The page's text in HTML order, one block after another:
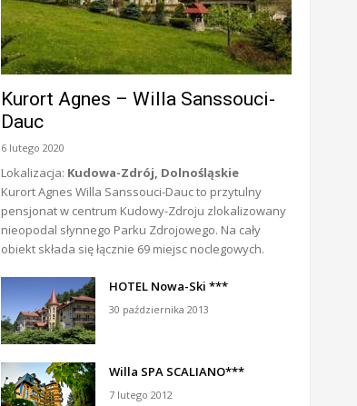
Kurort Agnes – Willa Sanssouci-
Dauc
6 lutego 2020
Lokalizacja: Kudowa-Zdrój, Dolnośląskie
Kurort Agnes Willa Sanssouci-Dauc to przytulny
pensjonat w centrum Kudowy-Zdroju zlokalizowany
nieopodal słynnego Parku Zdrojowego. Na cały
obiekt składa się łącznie 69 miejsc noclegowych.
HOTEL Nowa-Ski ***
30 października 2013
Willa SPA SCALIANO***
7 lutego 2012